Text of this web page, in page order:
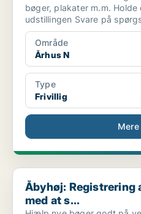
bøger, plakater m.m.
udstillingen Svare på
Område
Århus N
Type
Frivillig
Åbyhøj: Registrering af nye
Åbyhøj: Registrering
med at s...